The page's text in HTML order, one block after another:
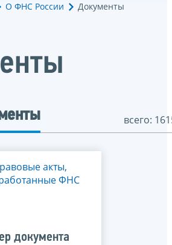
О ФНС России Документы
всего:
акты,
ФНС
документа